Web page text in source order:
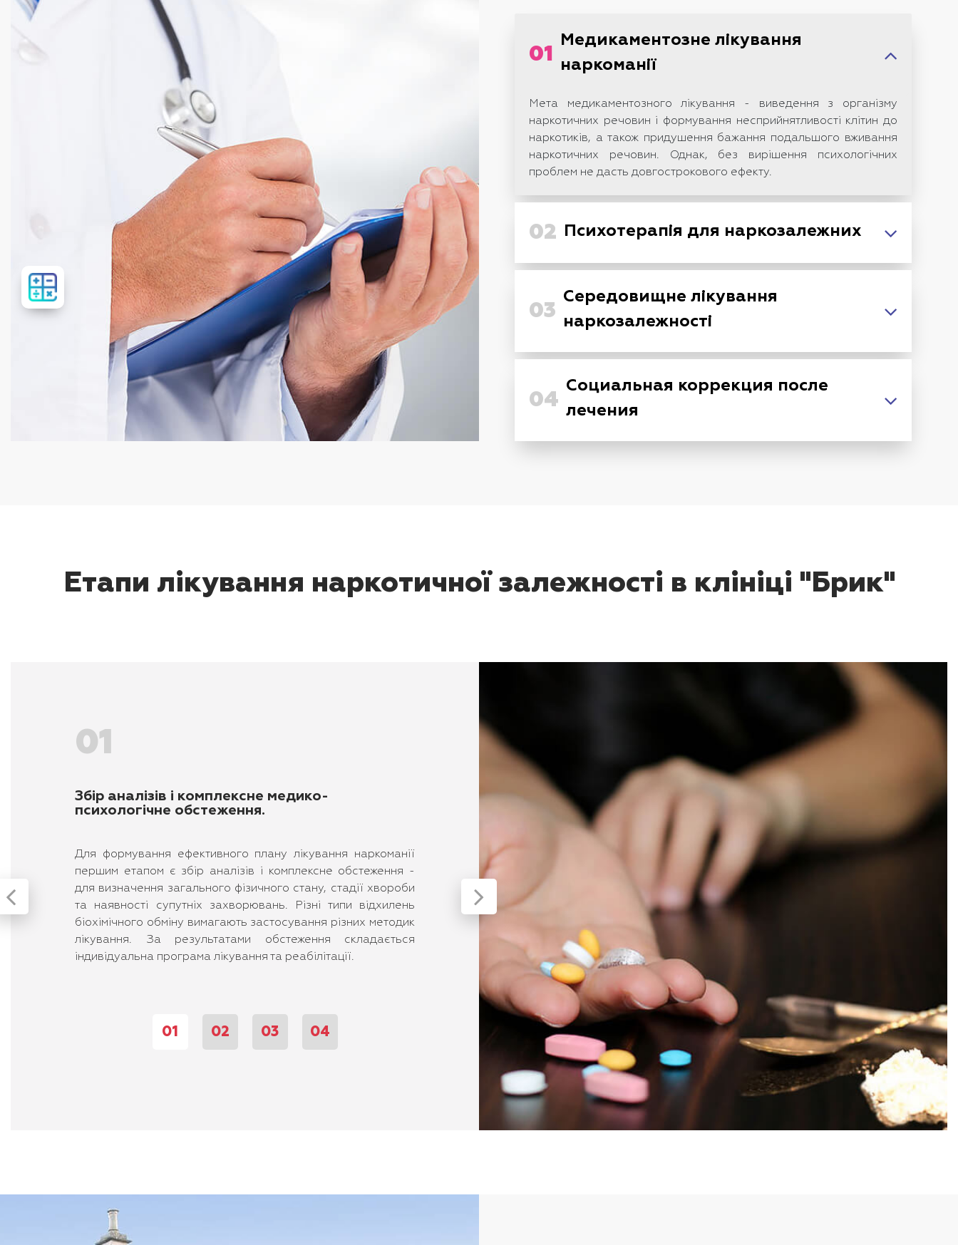
01
Медикаментозне лікування
наркоманії
Мета медикаментозного лікування - виведення з організму
наркотичних речовин і формування несприйнятливості клітин до
наркотиків, а також придушення бажання подальшого вживання
наркотичних речовин. Однак, без вирішення психологічних
проблем не дасть довгострокового ефекту.
02 Психотерапія для наркозалежних
03
Середовищне лікування
наркозалежності
04
Социальная коррекция после
лечения
Етапи лікування наркотичної залежності в клініці "Брик"
Збір аналізів і комплексне медико-
психологічне обстеження.
Для формування ефективного плану лікування наркоманії
першим етапом є збір аналізів і комплексне обстеження -
для визначення загального фізичного стану, стадії хвороби
та наявності супутніх захворювань. Різні типи відхилень
біохімічного обміну вимагають застосування різних методик
лікування. За результатами обстеження складається
індивідуальна програма лікування та реабілітації.
Детоксикація від наркотиків.
На етапі детоксикації з організму хворого за допомогою
медикаментів виводяться залишки наркотичних речовин,
долається ефект "ломки" (абстинентного синдрому), а також
відновлюється нормальне функціонування всіх життєво
важливих систем також відновлюється нормальне
функціонування всіх життєво важливих систем організму.
Прийом наркотику (крім окремих особливих випадків)
повністю припиняється, замінюючись лікарськими
Робота аддиктолога та
Для кожного пацієнта нашої
індивідуальна програма
Розрахувати
лікування